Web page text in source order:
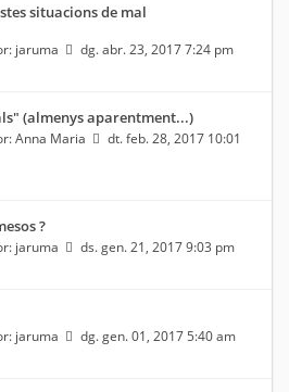
situacions de mal
jaruma
dg. abr. 23, 2017 7:24 pm
(almenys aparentment...)
Anna Maria
dt. feb. 28, 2017 10:01
?
jaruma
ds. gen. 21, 2017 9:03 pm
jaruma
dg. gen. 01, 2017 5:40 am